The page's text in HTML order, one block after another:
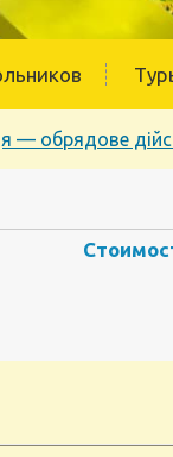
— обрядове